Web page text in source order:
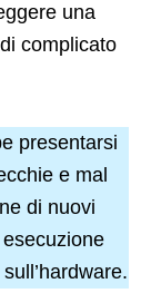
una
complicato
presentarsi
e mal
di nuovi